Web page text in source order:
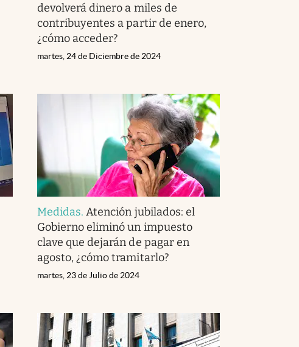
devolverá dinero a miles de
contribuyentes a partir de enero,
¿cómo acceder?
martes, 24 de Diciembre de 2024
Medidas.Atención jubilados: el
Gobierno eliminó un impuesto
clave que dejarán de pagar en
agosto, ¿cómo tramitarlo?
martes, 23 de Julio de 2024